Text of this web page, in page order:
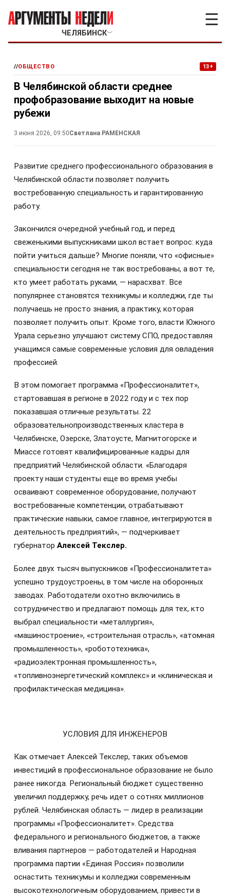
ЧЕЛЯБИНСК﹀
☰
//ОБЩЕСТВО 13+
В Челябинской области среднее
профобразование выходит на новые
рубежи
3 июня 2026, 09:50Светлана РАМЕНСКАЯ
Развитие среднего профессионального образования в
Челябинской области позволяет получить
востребованную специальность и гарантированную
работу.
Закончился очередной учебный год, и перед
свеженькими выпускниками школ встает вопрос: куда
пойти учиться дальше? Многие поняли, что «офисные»
специальности сегодня не так востребованы, а вот те,
кто умеет работать руками, — нарасхват. Все
популярнее становятся техникумы и колледжи, где ты
получаешь не просто знания, а практику, которая
позволяет получить опыт. Кроме того, власти Южного
Урала серьезно улучшают систему СПО, предоставляя
учащимся самые современные условия для овладения
профессией.
В этом помогает программа «Профессионалитет»,
стартовавшая в регионе в 2022 году и с тех пор
показавшая отличные результаты. 22
образовательнопроизводственных кластера в
Челябинске, Озерске, Златоусте, Магнитогорске и
Миассе готовят квалифицированные кадры для
предприятий Челябинской области. «Благодаря
проекту наши студенты еще во время учебы
осваивают современное оборудование, получают
востребованные компетенции, отрабатывают
практические навыки, самое главное, интегрируются в
деятельность предприятий», — подчеркивает
губернатор Алексей Текслер.
Более двух тысяч выпускников «Профессионалитета»
успешно трудоустроены, в том числе на оборонных
заводах. Работодатели охотно включились в
сотрудничество и предлагают помощь для тех, кто
выбрал специальности «металлургия»,
«машиностроение», «строительная отрасль», «атомная
промышленность», «робототехника»,
«радиоэлектронная промышленность»,
«топливноэнергетический комплекс» и «клиническая и
профилактическая медицина».
УСЛОВИЯ ДЛЯ ИНЖЕНЕРОВ
Как отмечает Алексей Текслер, таких объемов
инвестиций в профессиональное образование не было
ранее никогда. Региональный бюджет существенно
увеличил поддержку, речь идет о сотнях миллионов
рублей. Челябинская область — лидер в реализации
программы «Профессионалитет». Средства
федерального и регионального бюджетов, а также
вливания партнеров — работодателей и Народная
программа партии «Единая Россия» позволили
оснастить техникумы и колледжи современным
высокотехнологичным оборудованием, привести в